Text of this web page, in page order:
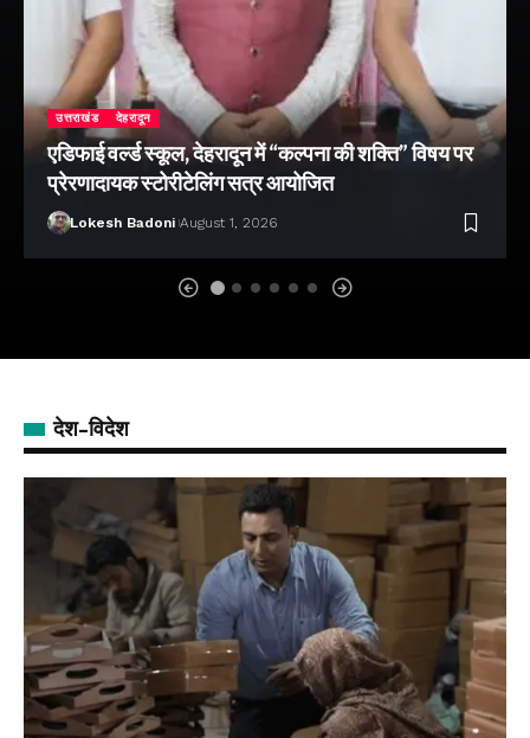
उत्तराखंड देहरादून
एडिफाई वर्ल्ड स्कूल, देहरादून में “कल्पना की शक्ति” विषय पर
प्रेरणादायक स्टोरीटेलिंग सत्र आयोजित
Lokesh Badoni August 1, 2026
देश-विदेश